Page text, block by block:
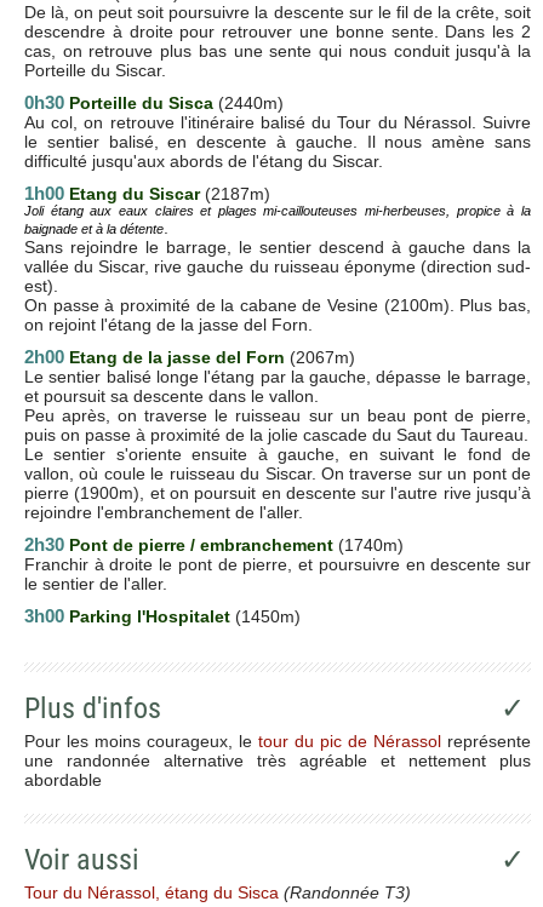
De là, on peut soit poursuivre la descente sur le fil de la crête, soit
descendre à droite pour retrouver une bonne sente. Dans les 2
cas, on retrouve plus bas une sente qui nous conduit jusqu'à la
Porteille du Siscar.
0h30 Porteille du Sisca (2440m)
Au col, on retrouve l'itinéraire balisé du Tour du Nérassol. Suivre
le sentier balisé, en descente à gauche. Il nous amène sans
difficulté jusqu'aux abords de l'étang du Siscar.
1h00 Etang du Siscar(2187m)
Joli étang aux eaux claires et plages mi-caillouteuses mi-herbeuses, propice à la
baignade et à la détente
Sans rejoindre le barrage, le sentier descend à gauche dans la
vallée du Siscar, rive gauche du ruisseau éponyme (direction sud-
est).
On passe à proximité de la cabane de Vesine (2100m). Plus bas,
on rejoint l'étang de la jasse del Forn.
2h00 Etang de la jasse del Forn (2067m)
Le sentier balisé longe l'étang par la gauche, dépasse le barrage,
et poursuit sa descente dans le vallon.
Peu après, on traverse le ruisseau sur un beau pont de pierre,
puis on passe à proximité de la jolie cascade du Saut du Taureau.
Le sentier s'oriente ensuite à gauche, en suivant le fond de
vallon, où coule le ruisseau du Siscar. On traverse sur un pont de
pierre (1900m), et on poursuit en descente sur l'autre rive jusqu’à
rejoindre l'embranchement de l'aller.
2h30 Pont de pierre / embranchement (1740m)
Franchir à droite le pont de pierre, et poursuivre en descente sur
le sentier de l'aller.
3h00 Parking l'Hospitalet (1450m)
Plus d'infos ✓
Pour les moins courageux, le tour du pic de Nérassol représente
une randonnée alternative très agréable et nettement plus
abordable
Voir aussi ✓
Tour du Nérassol, étang du Sisca (Randonnée T3)